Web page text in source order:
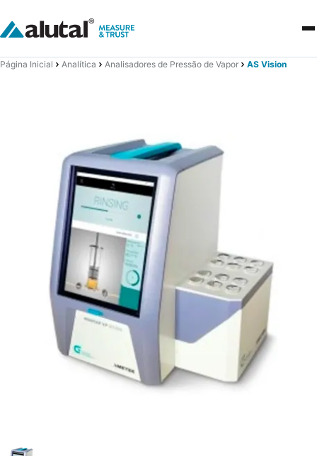
Página Inicial Analítica Analisadores de Pressão de Vapor AS Vision